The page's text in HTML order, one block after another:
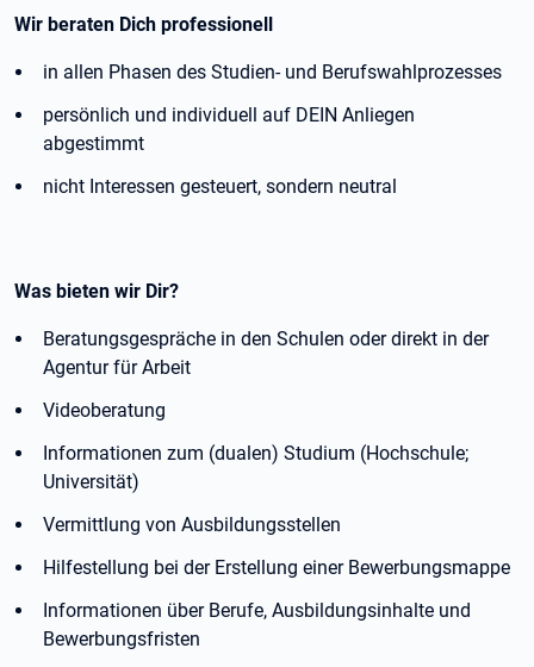
Wir beraten Dich professionell
in allen Phasen des Studien- und Berufswahlprozesses
persönlich und individuell auf DEIN Anliegen
abgestimmt
nicht Interessen gesteuert, sondern neutral
Was bieten wir Dir?
Beratungsgespräche in den Schulen oder direkt in der
Agentur für Arbeit
Videoberatung
Informationen zum (dualen) Studium (Hochschule;
Universität)
Vermittlung von Ausbildungsstellen
Hilfestellung bei der Erstellung einer Bewerbungsmappe
Informationen über Berufe, Ausbildungsinhalte und
Bewerbungsfristen